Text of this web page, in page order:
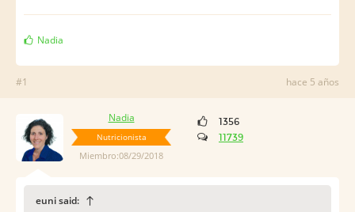
Nadia
#1 hace 5 años
Nadia
Nutricionista
Miembro:08/29/2018
1356
11739
euni said: